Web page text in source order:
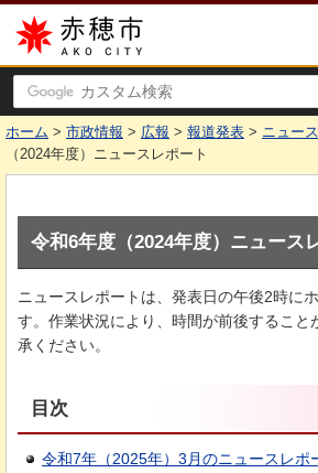
赤穂市
ホーム > 市政情報 > 広報 > 報道発表 > ニュー
（2024年度）ニュースレポート
令和6年度（2024年度）ニュース
ニュースレポートは、発表日の午後2時に
す。作業状況により、時間が前後すること
承ください。
目次
令和7年（2025年）3月のニュースレポ